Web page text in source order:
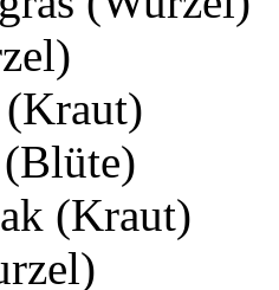
(Kraut)